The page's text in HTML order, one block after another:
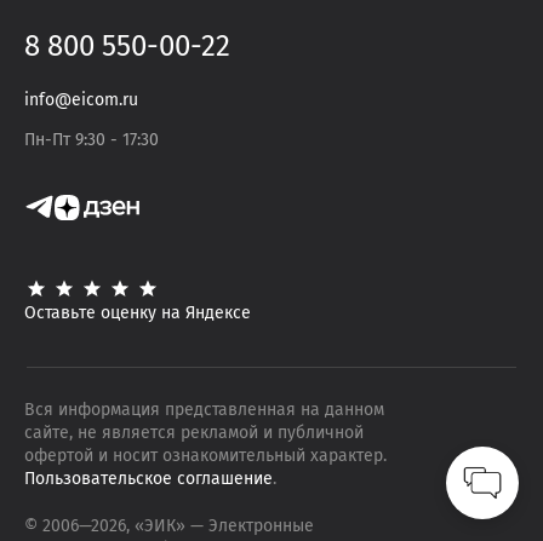
8 800 550-00-22
info@eicom.ru
Пн-Пт 9:30 - 17:30
Оставьте оценку на Яндексе
Вся информация представленная на данном
сайте, не является рекламой и публичной
офертой и носит ознакомительный характер.
Пользовательское соглашение.
© 2006—2026, «ЭИК» — Электронные